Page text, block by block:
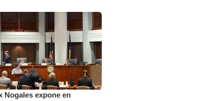
Nogales expone en